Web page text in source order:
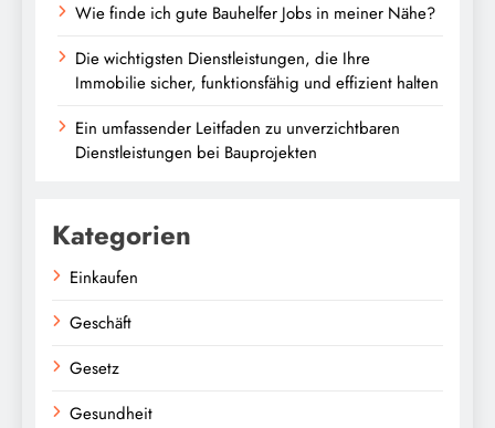
Wie finde ich gute Bauhelfer Jobs in meiner Nähe?
Die wichtigsten Dienstleistungen, die Ihre
Immobilie sicher, funktionsfähig und effizient halten
Ein umfassender Leitfaden zu unverzichtbaren
Dienstleistungen bei Bauprojekten
Kategorien
Einkaufen
Geschäft
Gesetz
Gesundheit